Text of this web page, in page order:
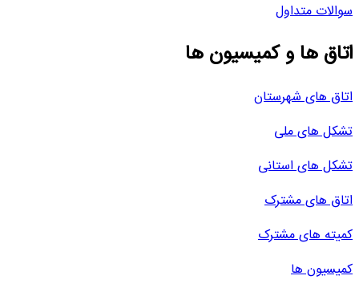
سوالات متداول
اتاق ها و کمیسیون ها
اتاق های شهرستان
تشکل های ملی
تشکل های استانی
اتاق های مشترک
کمیته های مشترک
کمیسیون ها